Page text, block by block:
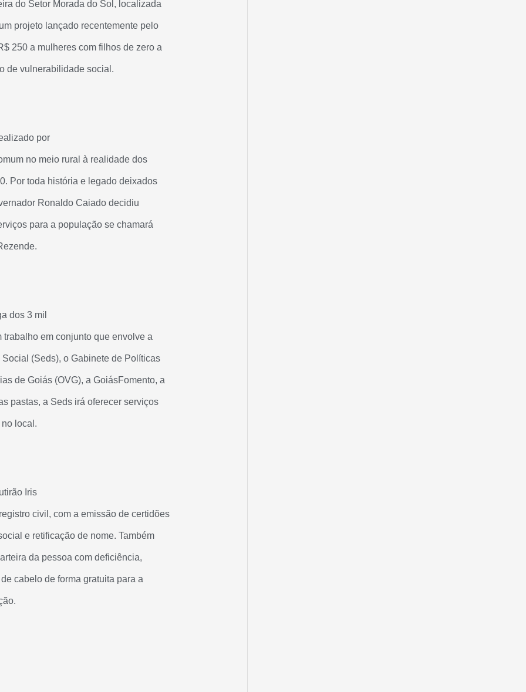
do Setor Morada do Sol, localizada
projeto lançado recentemente pelo
250 a mulheres com filhos de zero a
de vulnerabilidade social.
por
no meio rural à realidade dos
Por toda história e legado deixados
Ronaldo Caiado decidiu
para a população se chamará
dos 3 mil
em conjunto que envolve a
(Seds), o Gabinete de Políticas
de Goiás (OVG), a GoiásFomento, a
pastas, a Seds irá oferecer serviços
local.
Iris
civil, com a emissão de certidões
e retificação de nome. Também
da pessoa com deficiência,
cabelo de forma gratuita para a